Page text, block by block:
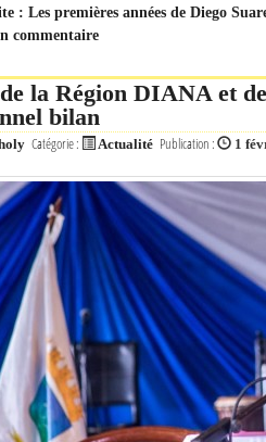
?
: Les premières années de Diego
commentaire
la Région DIANA et
bilan
Catégorie : Actualité Publication : 1